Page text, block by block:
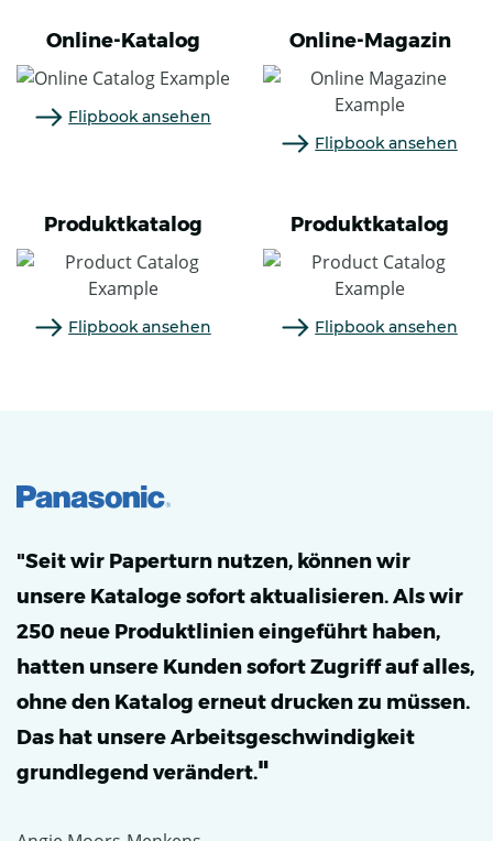
Online-Katalog
Flipbook ansehen
Online-Magazin
Flipbook ansehen
Produktkatalog
Flipbook ansehen
Produktkatalog
Flipbook ansehen
"Seit wir Paperturn nutzen, können wir
unsere Kataloge sofort aktualisieren. Als wir
250 neue Produktlinien eingeführt haben,
hatten unsere Kunden sofort Zugriff auf alles,
ohne den Katalog erneut drucken zu müssen.
Das hat unsere Arbeitsgeschwindigkeit
grundlegend verändert."